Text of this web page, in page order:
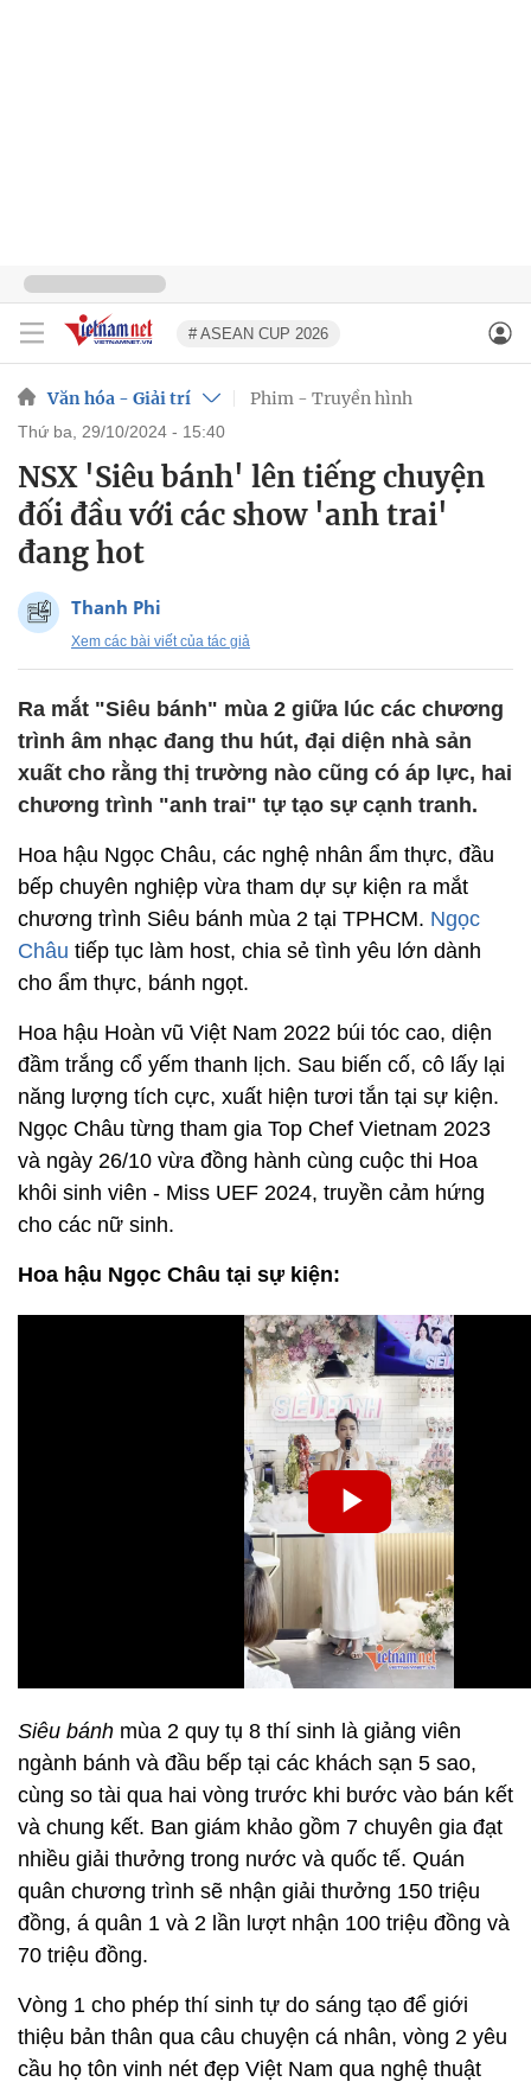
# ASEAN CUP 2026
Văn hóa - Giải trí Phim - Truyền hình
thứ ba, 29/10/2024 - 15:40
NSX 'Siêu bánh' lên tiếng chuyện
đối đầu với các show 'anh trai'
đang hot
Thanh Phi
Xem các bài viết của tác giả
Ra mắt "Siêu bánh" mùa 2 giữa lúc các chương
trình âm nhạc đang thu hút, đại diện nhà sản
xuất cho rằng thị trường nào cũng có áp lực, hai
chương trình "anh trai" tự tạo sự cạnh tranh.
Hoa hậu Ngọc Châu, các nghệ nhân ẩm thực, đầu
bếp chuyên nghiệp vừa tham dự sự kiện ra mắt
chương trình Siêu bánh mùa 2 tại TPHCM. Ngọc
Châu tiếp tục làm host, chia sẻ tình yêu lớn dành
cho ẩm thực, bánh ngọt.
Hoa hậu Hoàn vũ Việt Nam 2022 búi tóc cao, diện
đầm trắng cổ yếm thanh lịch. Sau biến cố, cô lấy lại
năng lượng tích cực, xuất hiện tươi tắn tại sự kiện.
Ngọc Châu từng tham gia Top Chef Vietnam 2023
và ngày 26/10 vừa đồng hành cùng cuộc thi Hoa
khôi sinh viên - Miss UEF 2024, truyền cảm hứng
cho các nữ sinh.
Hoa hậu Ngọc Châu tại sự kiện:
Siêu bánh mùa 2 quy tụ 8 thí sinh là giảng viên
ngành bánh và đầu bếp tại các khách sạn 5 sao,
cùng so tài qua hai vòng trước khi bước vào bán kết
và chung kết. Ban giám khảo gồm 7 chuyên gia đạt
nhiều giải thưởng trong nước và quốc tế. Quán
quân chương trình sẽ nhận giải thưởng 150 triệu
đồng, á quân 1 và 2 lần lượt nhận 100 triệu đồng và
70 triệu đồng.
Vòng 1 cho phép thí sinh tự do sáng tạo để giới
thiệu bản thân qua câu chuyện cá nhân, vòng 2 yêu
cầu họ tôn vinh nét đẹp Việt Nam qua nghệ thuật